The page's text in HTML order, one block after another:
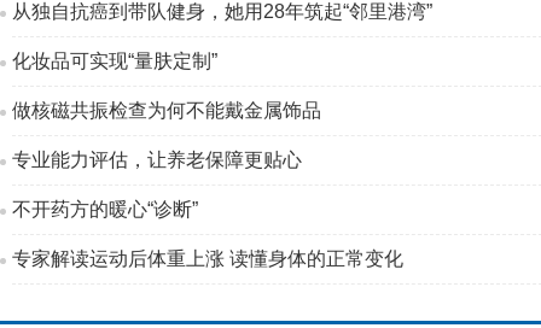
从独自抗癌到带队健身，她用28年筑起“邻里港湾”
化妆品可实现“量肤定制”
做核磁共振检查为何不能戴金属饰品
专业能力评估，让养老保障更贴心
不开药方的暖心“诊断”
专家解读运动后体重上涨 读懂身体的正常变化